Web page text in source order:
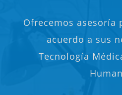
Ofrecemos asesoría
acuerdo a sus
Tecnología